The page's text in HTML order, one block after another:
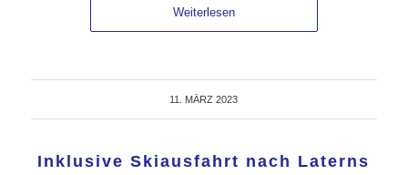
Weiterlesen
11. MÄRZ 2023
Inklusive Skiausfahrt nach Laterns